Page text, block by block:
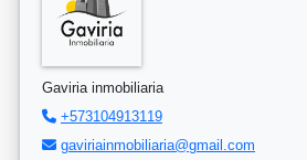
Gaviria inmobiliaria
+573104913119
gaviriainmobiliaria@gmail.com